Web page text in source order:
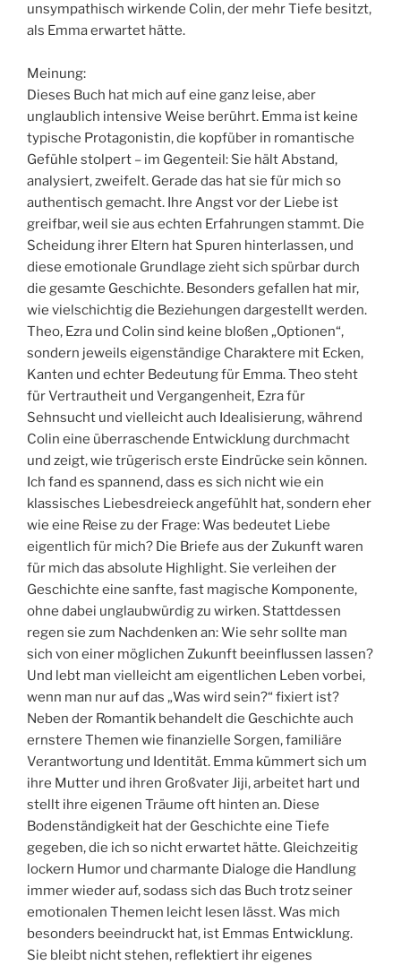
unsympathisch wirkende Colin, der mehr Tiefe besitzt,
als Emma erwartet hätte.
Meinung:
Dieses Buch hat mich auf eine ganz leise, aber
unglaublich intensive Weise berührt. Emma ist keine
typische Protagonistin, die kopfüber in romantische
Gefühle stolpert – im Gegenteil: Sie hält Abstand,
analysiert, zweifelt. Gerade das hat sie für mich so
authentisch gemacht. Ihre Angst vor der Liebe ist
greifbar, weil sie aus echten Erfahrungen stammt. Die
Scheidung ihrer Eltern hat Spuren hinterlassen, und
diese emotionale Grundlage zieht sich spürbar durch
die gesamte Geschichte. Besonders gefallen hat mir,
wie vielschichtig die Beziehungen dargestellt werden.
Theo, Ezra und Colin sind keine bloßen „Optionen“,
sondern jeweils eigenständige Charaktere mit Ecken,
Kanten und echter Bedeutung für Emma. Theo steht
für Vertrautheit und Vergangenheit, Ezra für
Sehnsucht und vielleicht auch Idealisierung, während
Colin eine überraschende Entwicklung durchmacht
und zeigt, wie trügerisch erste Eindrücke sein können.
Ich fand es spannend, dass es sich nicht wie ein
klassisches Liebesdreieck angefühlt hat, sondern eher
wie eine Reise zu der Frage: Was bedeutet Liebe
eigentlich für mich? Die Briefe aus der Zukunft waren
für mich das absolute Highlight. Sie verleihen der
Geschichte eine sanfte, fast magische Komponente,
ohne dabei unglaubwürdig zu wirken. Stattdessen
regen sie zum Nachdenken an: Wie sehr sollte man
sich von einer möglichen Zukunft beeinflussen lassen?
Und lebt man vielleicht am eigentlichen Leben vorbei,
wenn man nur auf das „Was wird sein?“ fixiert ist?
Neben der Romantik behandelt die Geschichte auch
ernstere Themen wie finanzielle Sorgen, familiäre
Verantwortung und Identität. Emma kümmert sich um
ihre Mutter und ihren Großvater Jiji, arbeitet hart und
stellt ihre eigenen Träume oft hinten an. Diese
Bodenständigkeit hat der Geschichte eine Tiefe
gegeben, die ich so nicht erwartet hätte. Gleichzeitig
lockern Humor und charmante Dialoge die Handlung
immer wieder auf, sodass sich das Buch trotz seiner
emotionalen Themen leicht lesen lässt. Was mich
besonders beeindruckt hat, ist Emmas Entwicklung.
Sie bleibt nicht stehen, reflektiert ihr eigenes